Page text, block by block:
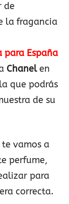
de
la fragancia
para España
Chanelen
que podrás
de su
vamos a
perfume,
para
correcta.